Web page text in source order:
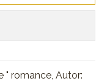
" romance, Autor: